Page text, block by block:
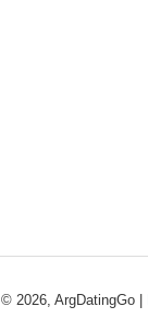
© 2026, ArgDatingGo |